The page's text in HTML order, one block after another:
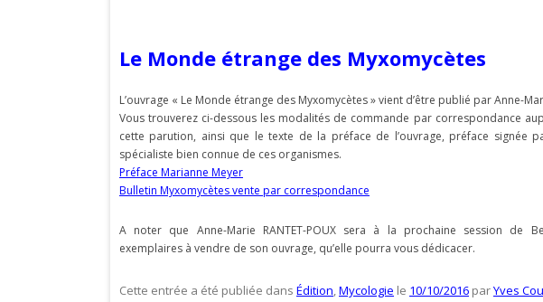
observations
Le Monde étrange des Myxomycètes
L’ouvrage « Le Monde étrange des Myxomycètes » vient d’être publié par Anne-
Vous trouverez ci-dessous les modalités de commande par correspondance
cette parution, ainsi que le texte de la préface de l’ouvrage, préface signée
spécialiste bien connue de ces organismes.
Préface Marianne Meyer
Bulletin Myxomycètes vente par correspondance
A noter que Anne-Marie RANTET-POUX sera à la prochaine session de
exemplaires à vendre de son ouvrage, qu’elle pourra vous dédicacer.
Cette entrée a été publiée dans Édition,Mycologie le 10/10/2016 parYves